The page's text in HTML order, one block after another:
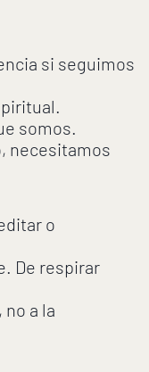
si seguimos
somos.
necesitamos
o
De respirar
no a la